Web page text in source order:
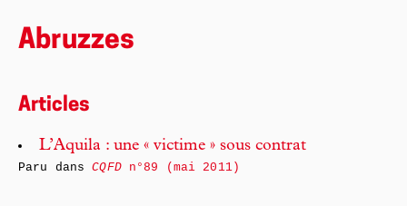
Abruzzes
Articles
L’Aquila : une « victime » sous contrat
Paru dansCQFDn°89 (mai 2011)